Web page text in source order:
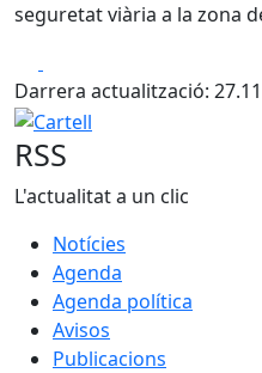
seguretat viària a la zona
Darrera actualització:
Cartell
RSS
L'actualitat a un clic
Notícies
Agenda
Agenda política
Avisos
Publicacions